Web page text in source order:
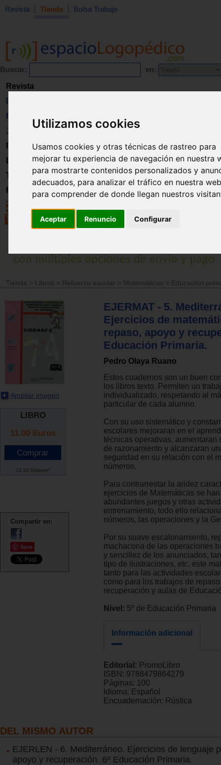
Utilizamos cookies
Usamos cookies y otras técnicas de rastreo para
mejorar tu experiencia de navegación en nuestra
para mostrarte contenidos personalizados y
adecuados, para analizar el tráfico en nuestra
para comprender de donde llegan nuestros
Aceptar Renuncio Configurar
Revista Tienda Bolsa Trabajo
Buscar: en:
Revista
Libros
Material
Juguetes
Formación
Directorio
Trabajo
Registro
Tienda > Libros > Refuerzo escolar > Matemáticas > Educación
Ampliar imagen
LIBRO
11.00 Euros
12.20 Dólares*
Compartir en:
Save
EJERMAT - 5.
Ejercicios de
repaso, apoyo y
Educación Primaria.
Pedro Olaya Ruano
Estos cuadernos son un buen
los libros texto. Permiten un
individualizado, respetando al
particular de cada alumno.
Con su uso sistemático y
escolares mejoraran en el
técnicas operativas, aumentaran
de razonamiento y alcanzaran
seguridad en su relación con el
números.
Para contrarrestar la aridez
ejercicios de Matemáticas se
abundantes juegos y otras
entrenamiento, todo ello
números, las operaciones y la
Por su suave escalonamiento,
machacona de las operaciones
y sencillez de los anunciados,
tipo de ilustraciones, etc, este
tanto para las actividades
como para los trabajos de
recuperación y aulas de
Nivel: 5º de Educación Primaria
Información adicional
Editorial: PromoLibro
ISBN: 9788479864279
Páginas: 100
Idioma: Español
Encuadernación: Rústica
DEL MISMO AUTOR
EJERLEN - 6. Mediterráneo. Ejercicios de lenguaje
apoyo y recuperación. 6º Educación Primaria.